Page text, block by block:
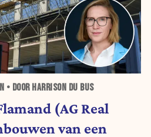
• DOOR HARRISON DU BUS
(AG Real
van een